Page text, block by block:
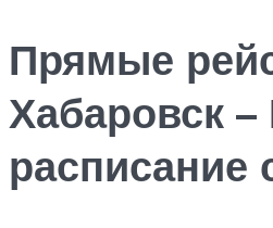
Прямые
Хабаровск
расписание